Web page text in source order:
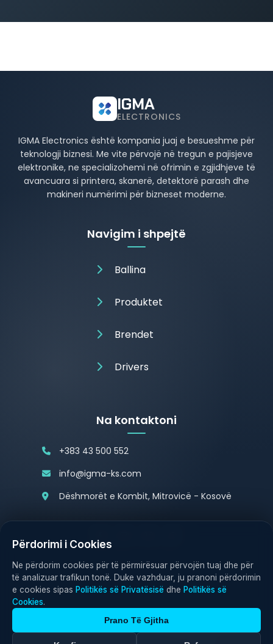
IGMA
ELECTRONICS
IGMA Electronics është kompania juaj e besueshme për
teknologji biznesi. Me vite përvojë në tregun e pajisjeve
elektronike, ne specializohemi në ofrimin e zgjidhjeve të
avancuara si printera, skanerë, detektorë parash dhe
makineri numërimi për bizneset moderne.
Navigim i shpejtë
Ballina
Produktet
Brendet
Drivers
Na kontaktoni
+383 43 500 552
info@igma-ks.com
Dëshmorët e Kombit, Mitrovicë - Kosovë
Politika e Privatësisë Politika e Cookies
© 2026 IGMA Electronics. All rights reserved.
Përdorimi i Cookies
Ne përdorim cookies për të përmirësuar përvojën tuaj dhe për
të analizuar trafikun tonë. Duke vazhduar, ju pranoni përdorimin
e cookies sipas Politikës së Privatësisë dhe Politikës së
Cookies.
Prano Të Gjitha